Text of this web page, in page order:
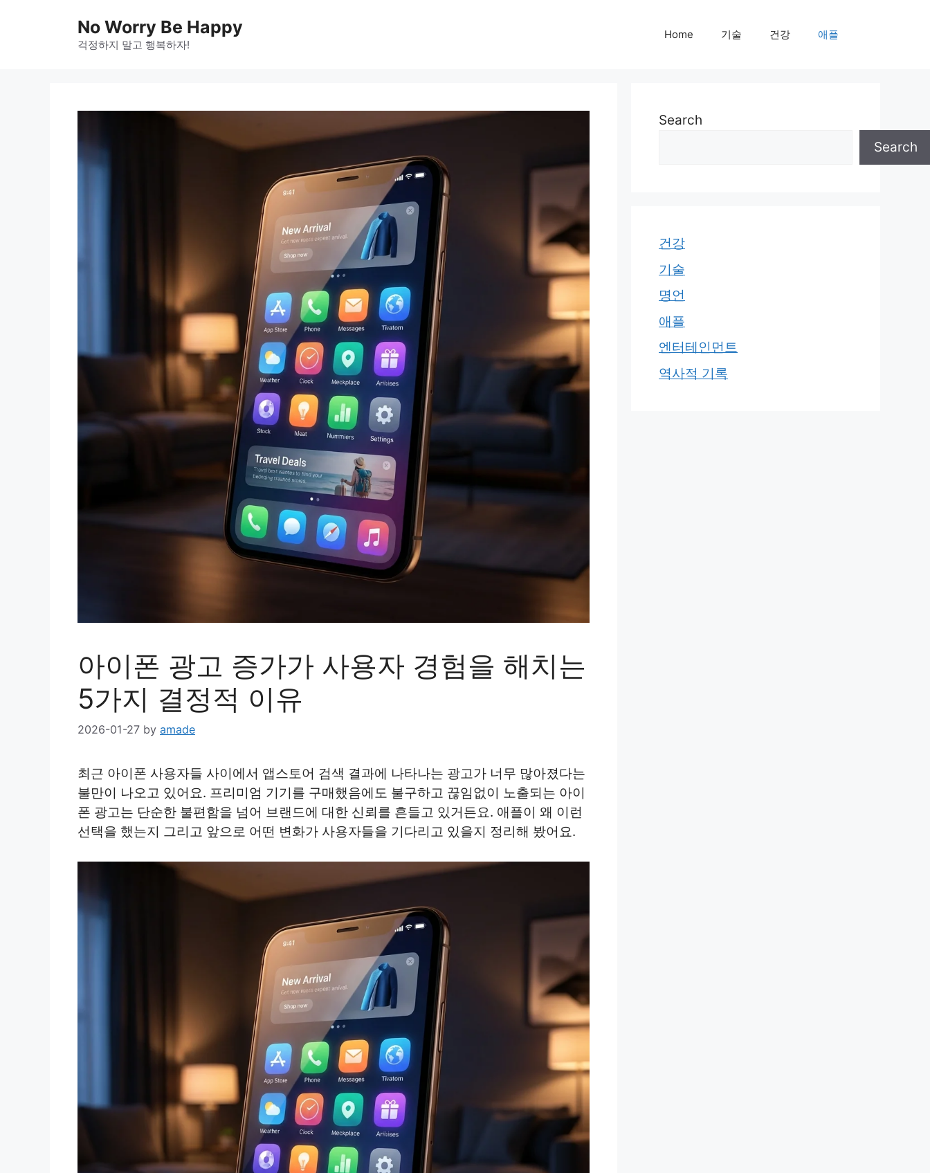
No Worry Be Happy
걱정하지 말고 행복하자!
Home 기술 건강 애플
아이폰 광고 증가가 사용자 경험을 해치는
5가지 결정적 이유
2026-01-27 by amade
최근 아이폰 사용자들 사이에서 앱스토어 검색 결과에 나타나는 광고가 너무 많아졌다는
불만이 나오고 있어요. 프리미엄 기기를 구매했음에도 불구하고 끊임없이 노출되는 아이
폰 광고는 단순한 불편함을 넘어 브랜드에 대한 신뢰를 흔들고 있거든요. 애플이 왜 이런
선택을 했는지 그리고 앞으로 어떤 변화가 사용자들을 기다리고 있을지 정리해 봤어요.
Search
Search
건강
기술
명언
애플
엔터테인먼트
역사적 기록